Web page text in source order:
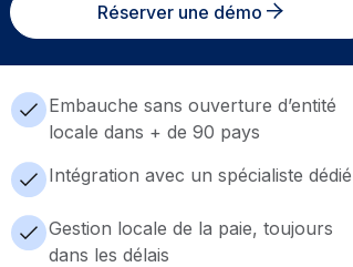
Réserver une démo
Embauche sans ouverture d’entité
locale dans + de 90 pays
Intégration avec un spécialiste dédié
Gestion locale de la paie, toujours
dans les délais